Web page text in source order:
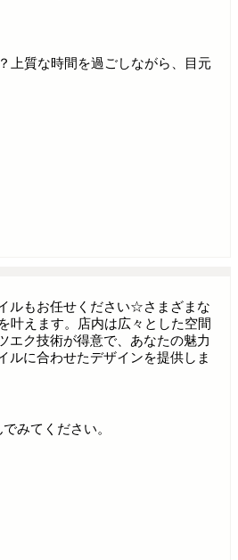
上質な時間を過ごしながら、目元
ルもお任せください☆さまざまな
叶えます。店内は広々とした空間
エク技術が得意で、あなたの魅力
ルに合わせたデザインを提供しま
みてください。